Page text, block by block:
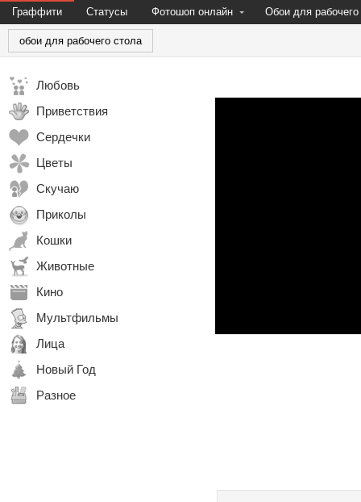
Граффити Статусы Фотошоп онлайн Обои для рабочего
обои для рабочего стола
Любовь
Приветствия
Сердечки
Цветы
Скучаю
Приколы
Кошки
Животные
Кино
Мультфильмы
Лица
Новый Год
Разное